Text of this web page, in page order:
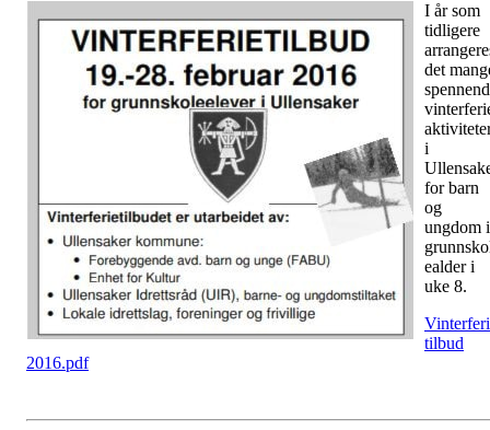
I år som
tidligere
det
i
for barn
og
ungdom i
ealder i
uke 8.
tilbud
2016.pdf